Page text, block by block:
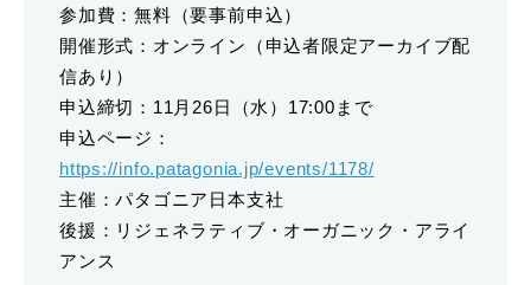
参加費：無料（要事前申込）
開催形式：オンライン（申込者限定アーカイブ配
信あり）
申込締切：11月26日（水）17:00まで
申込ページ：
https://info.patagonia.jp/events/1178/
主催：パタゴニア日本支社
後援：リジェネラティブ・オーガニック・アライ
アンス